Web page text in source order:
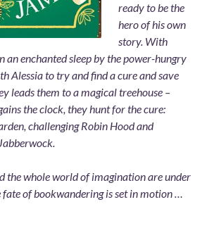
ready to be the
hero of his own
story. With
an enchanted sleep by the power-hungry
Alessia to try and find a cure and save
them to a magical treehouse –
the clock, they hunt for the cure:
challenging Robin Hood and
the whole world of imagination are under
of bookwandering is set in motion …
library – Anna James